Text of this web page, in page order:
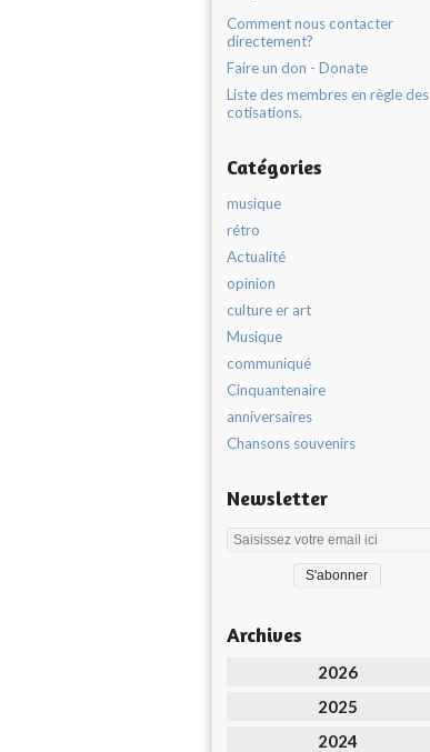
Comment nous contacter
directement?
Faire un don - Donate
Liste des membres en règle des
cotisations.
Catégories
musique
rétro
Actualité
opinion
culture er art
Musique
communiqué
Cinquantenaire
anniversaires
Chansons souvenirs
Newsletter
Archives
2026
2025
2024